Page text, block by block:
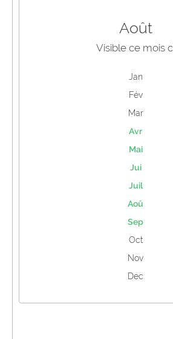
Août
Visible ce mois
Jan
Fév
Mar
Avr
Mai
Jui
Juil
Aoû
Sep
Oct
Nov
Dec